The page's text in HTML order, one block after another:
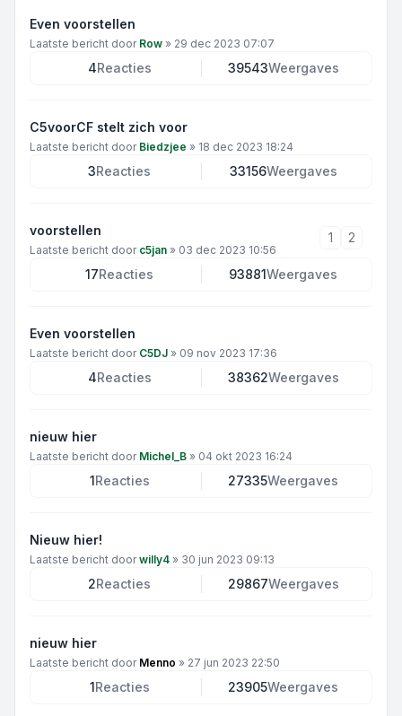
Even voorstellen
Laatste bericht door Row » 29 dec 2023 07:07
4Reacties 39543Weergaves
C5voorCF stelt zich voor
Laatste bericht door Biedzjee » 18 dec 2023 18:24
3Reacties 33156Weergaves
voorstellen
Laatste bericht door c5jan » 03 dec 2023 10:56
1 2
17Reacties 93881Weergaves
Even voorstellen
Laatste bericht door C5DJ » 09 nov 2023 17:36
4Reacties 38362Weergaves
nieuw hier
Laatste bericht door Michel_B » 04 okt 2023 16:24
1Reacties 27335Weergaves
Nieuw hier!
Laatste bericht doorwilly4 » 30 jun 2023 09:13
2Reacties 29867Weergaves
nieuw hier
Laatste bericht door Menno » 27 jun 2023 22:50
1Reacties 23905Weergaves